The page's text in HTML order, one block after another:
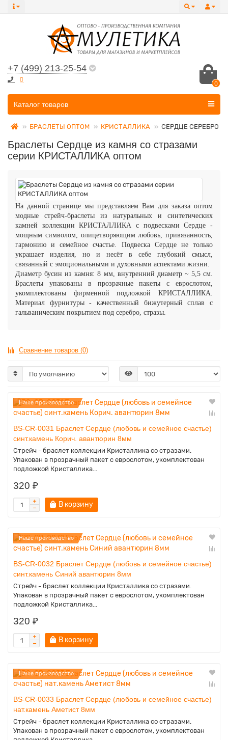
+7 (499) 213-25-54
0
Все категории
Каталог товаров
БРАСЛЕТЫ ОПТОМ КРИСТАЛЛИКА СЕРДЦЕ СЕРЕБРО
Браслеты Сердце из камня со стразами
серии КРИСТАЛЛИКА оптом
На данной странице мы представляем Вам для заказа оптом
модные стрейч-браслеты из натуральных и синтетических
камней коллекцииКРИСТАЛЛИКАс подвесками Сердце -
мощным символом, олицетворяющим любовь, привязанность,
гармонию и семейное счастье. Подвеска Сердце не только
украшает изделия, но и несёт в себе глубокий смысл,
связанный с эмоциональными и духовными аспектами жизни.
Диаметр бусин из камня: 8 мм, внутренний диаметр ~ 5,5 см.
Браслеты упакованы в прозрачные пакеты с еврослотом,
укомплектованы фирменной подложкой КРИСТАЛЛИКА.
Материал фурнитуры - качественный бижутерный сплав с
гальваническим покрытием под серебро, стразы.
Сравнение товаров (0)
Наше производство
BS-CR-0031 Браслет Сердце (любовь и семейное счастье)
синт.камень Корич. авантюрин 8мм
Стрейч - браслет коллекции Кристаллика со стразами.
Упакован в прозрачный пакет с еврослотом, укомплектован
подложкой Кристаллика...
320 ₽
В корзину
Наше производство
BS-CR-0032 Браслет Сердце (любовь и семейное счастье)
синт.камень Синий авантюрин 8мм
Стрейч - браслет коллекции Кристаллика со стразами.
Упакован в прозрачный пакет с еврослотом, укомплектован
подложкой Кристаллика...
320 ₽
В корзину
Наше производство
BS-CR-0033 Браслет Сердце (любовь и семейное счастье)
нат.камень Аметист 8мм
Стрейч - браслет коллекции Кристаллика со стразами.
Упакован в прозрачный пакет с еврослотом, укомплектован